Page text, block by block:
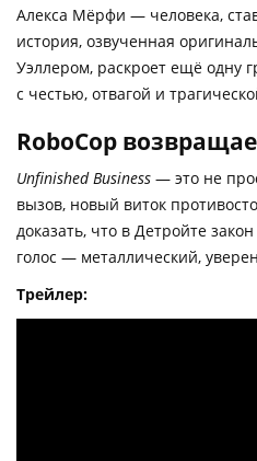
Алекса Мёрфи — человека,
история, озвученная
Уэллером, раскроет ещё одну
с честью, отвагой и
RoboCop
Unfinished Business — это не
вызов, новый виток
доказать, что в Детройте
голос — металлический,
Трейлер: